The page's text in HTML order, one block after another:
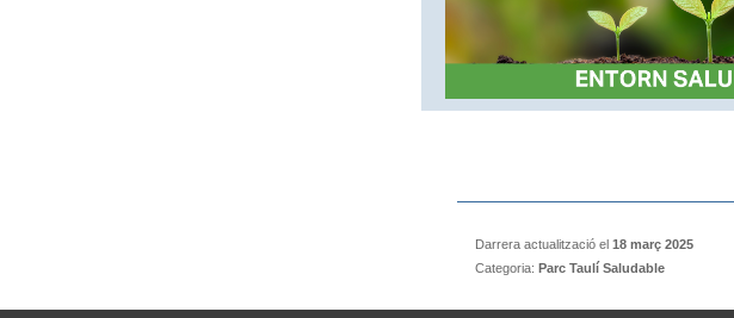
Darrera actualització el 18 març 2025
Categoria: Parc Taulí Saludable